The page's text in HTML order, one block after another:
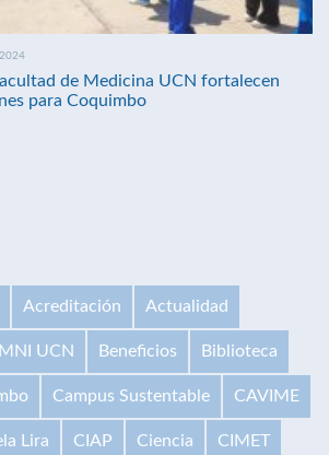
de Medicina UCN fortalecen
para Coquimbo
Acreditación Actualidad
UCN Beneficios Biblioteca
Campus Sustentable CAVIME
Lira CIAP Ciencia CIMET